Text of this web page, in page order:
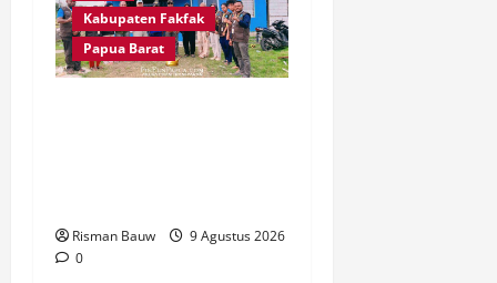
Kabupaten Fakfak
Papua Barat
Risman Bauw
9 Agustus 2026
0